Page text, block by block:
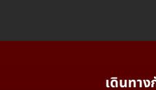
เดินทาง